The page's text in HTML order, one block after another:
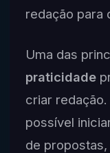
redação para
Uma das
praticidade
criar
possível
de